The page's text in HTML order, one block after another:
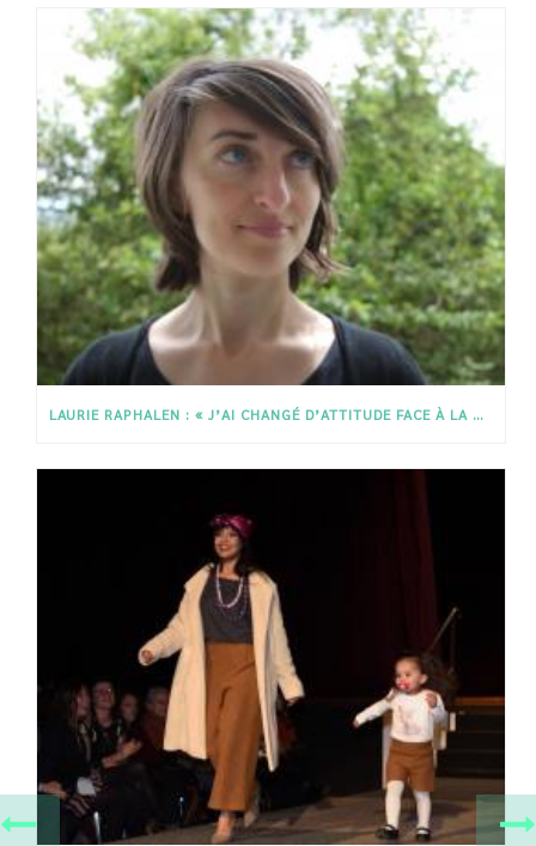
LAURIE RAPHALEN : « J’AI CHANGÉ D’ATTITUDE FACE À LA MODE » (UN TRÉSOR DANS MON PLACARD)